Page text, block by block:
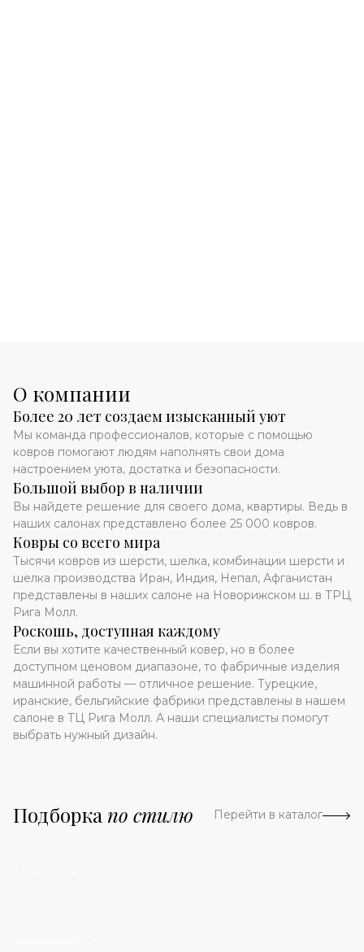
О компании
Более 20 лет создаем изысканный уют
Мы команда профессионалов, которые с помощью
ковров помогают людям наполнять свои дома
настроением уюта, достатка и безопасности.
Большой выбор в наличии
Вы найдете решение для своего дома, квартиры. Ведь в
наших салонах представлено более 25 000 ковров.
Ковры со всего мира
Тысячи ковров из шерсти, шелка, комбинации шерсти и
шелка производства Иран, Индия, Непал, Афганистан
представлены в наших салоне на Новорижском ш. в ТРЦ
Рига Молл.
Роскошь, доступная каждому
Если вы хотите качественный ковер, но в более
доступном ценовом диапазоне, то фабричные изделия
машинной работы — отличное решение. Турецкие,
иранские, бельгийские фабрики представлены в нашем
салоне в ТЦ Рига Молл. А наши специалисты помогут
выбрать нужный дизайн.
Подборка по стилю Перейти в каталог